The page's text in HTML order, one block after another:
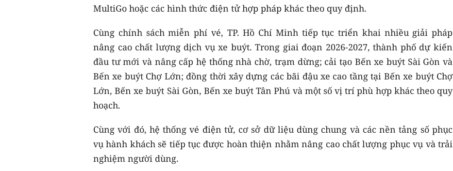
MultiGo hoặc các hình thức điện tử hợp pháp khác theo quy định.
Cùng chính sách miễn phí vé, TP. Hồ Chí Minh tiếp tục triển khai nhiều giải pháp
nâng cao chất lượng dịch vụ xe buýt. Trong giai đoạn 2026-2027, thành phố dự kiến
đầu tư mới và nâng cấp hệ thống nhà chờ, trạm dừng; cải tạo Bến xe buýt Sài Gòn và
Bến xe buýt Chợ Lớn; đồng thời xây dựng các bãi đậu xe cao tầng tại Bến xe buýt Chợ
Lớn, Bến xe buýt Sài Gòn, Bến xe buýt Tân Phú và một số vị trí phù hợp khác theo quy
hoạch.
Cùng với đó, hệ thống vé điện tử, cơ sở dữ liệu dùng chung và các nền tảng số phục
vụ hành khách sẽ tiếp tục được hoàn thiện nhằm nâng cao chất lượng phục vụ và trải
nghiệm người dùng.